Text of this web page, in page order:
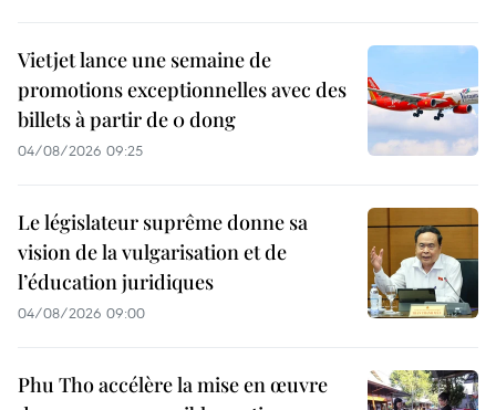
Vietjet lance une semaine de
promotions exceptionnelles avec des
billets à partir de 0 dong
04/08/2026 09:25
Le législateur suprême donne sa
vision de la vulgarisation et de
l’éducation juridiques
04/08/2026 09:00
Phu Tho accélère la mise en œuvre